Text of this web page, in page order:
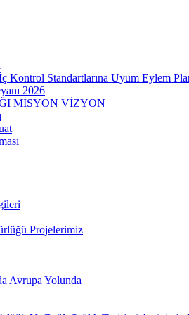
Kontrol Standartlarına Uyum Eylem
2026
MİSYON VİZYON
Projelerimiz
Avrupa Yolunda